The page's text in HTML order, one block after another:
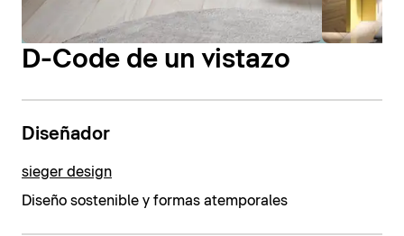
D-Code de un vistazo
Diseñador
sieger design
Diseño sostenible y formas atemporales